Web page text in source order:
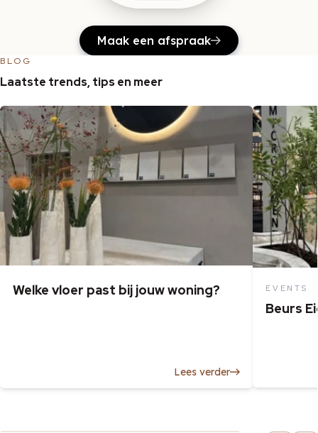
Maak een afspraak
BLOG
Laatste trends, tips en meer
Welke vloer past bij jouw woning?
Lees verder
EVENTS
Beurs